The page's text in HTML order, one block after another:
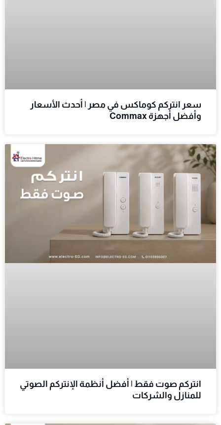
سعر انتركم كوماكس في مصر | أحدث الأسعار
وأفضل أجهزة Commax
انتركم صوت فقط | أفضل أنظمة الإنتركم الصوتي
للمنازل والشركات